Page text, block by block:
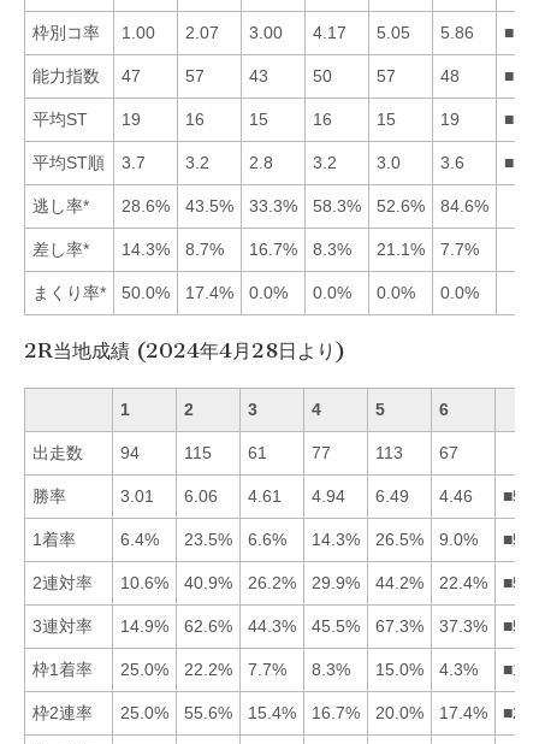
枠別コ率 1.00 2.07 3.00 4.17 5.05 5.86
能力指数 47 57 43 50 57 48
平均ST 19 16 15 16 15 19
平均ST順 3.7 3.2 2.8 3.2 3.0 3.6
逃し率* 28.6% 43.5% 33.3% 58.3% 52.6% 84.6%
差し率* 14.3% 8.7% 16.7% 8.3% 21.1% 7.7%
まくり率* 50.0% 17.4% 0.0% 0.0% 0.0% 0.0%
2R当地成績 (2024年4月28日より)
1 2 3 4 5 6
出走数 94 115 61 77 113 67
勝率 3.01 6.06 4.61 4.94 6.49 4.46
1着率 6.4% 23.5% 6.6% 14.3% 26.5% 9.0%
2連対率 10.6% 40.9% 26.2% 29.9% 44.2% 22.4%
3連対率 14.9% 62.6% 44.3% 45.5% 67.3% 37.3%
枠1着率 25.0% 22.2% 7.7% 8.3% 15.0% 4.3%
枠2連率 25.0% 55.6% 15.4% 16.7% 20.0% 17.4%